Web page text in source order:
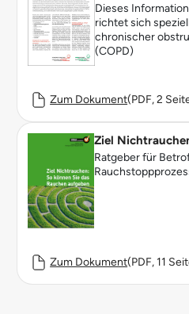
Dieses
richtet sich
chronischer
(COPD)
Zum Dokument(PDF, 2
Ziel
Ratgeber für
Zum Dokument(PDF, 11